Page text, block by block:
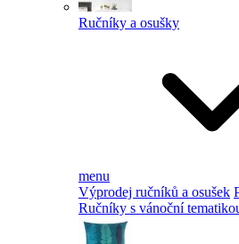
Ručníky a osušky
menu
Výprodej ručníků a osušek
Ručníky s vánoční